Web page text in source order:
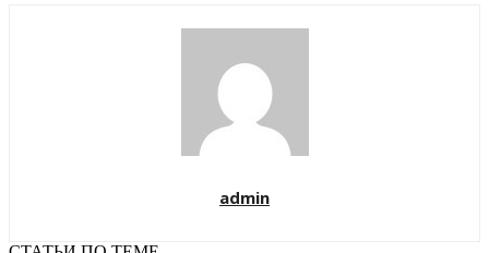
admin